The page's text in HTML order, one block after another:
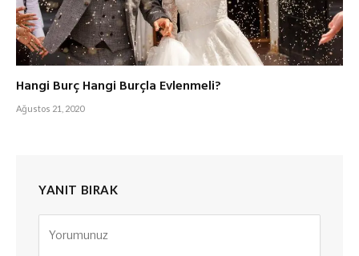
Hangi Burç Hangi Burçla Evlenmeli?
Ağustos 21, 2020
YANIT BIRAK